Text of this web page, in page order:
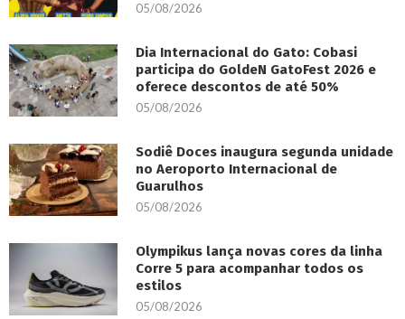
05/08/2026
Dia Internacional do Gato: Cobasi
participa do GoldeN GatoFest 2026 e
oferece descontos de até 50%
05/08/2026
Sodiê Doces inaugura segunda unidade
no Aeroporto Internacional de
Guarulhos
05/08/2026
Olympikus lança novas cores da linha
Corre 5 para acompanhar todos os
estilos
05/08/2026